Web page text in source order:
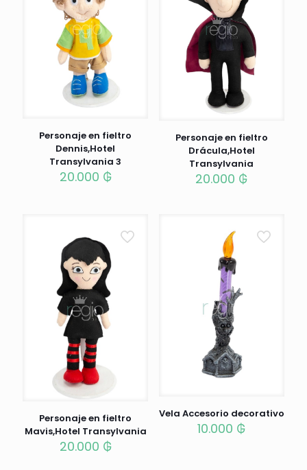
Personaje en fieltro
Dennis,Hotel
Transylvania 3
20.000 ₲
Personaje en fieltro
Drácula,Hotel
Transylvania
20.000 ₲
Personaje en fieltro
Mavis,Hotel Transylvania
20.000 ₲
Vela Accesorio decorativo
10.000 ₲